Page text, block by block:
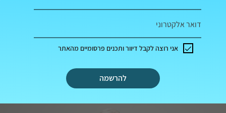
דואר אלקטרוני
להרשמה
אני רוצה לקבל דיוור ותכנים פרסומיים מהאתר